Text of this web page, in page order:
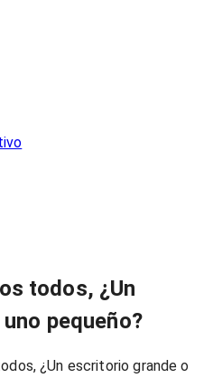
todos, ¿Un
pequeño?
¿Un escritorio grande o